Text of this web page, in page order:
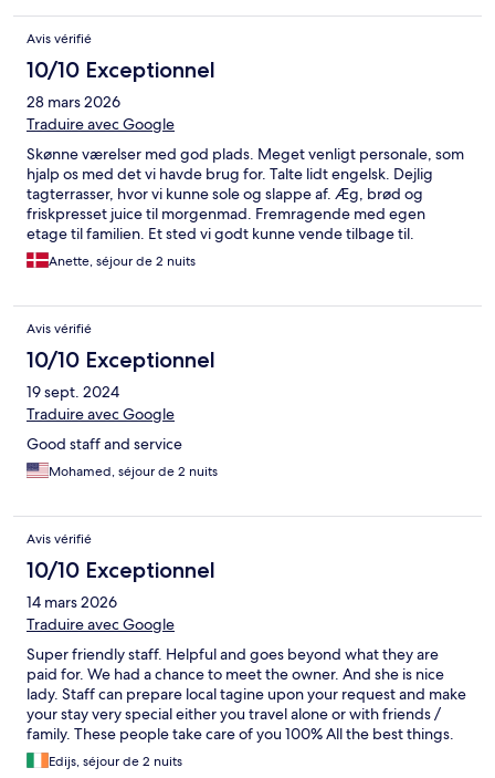
Avis vérifié
10/10 Exceptionnel
28 mars 2026
Traduire avec Google
Skønne værelser med god plads. Meget venligt personale, som
hjalp os med det vi havde brug for. Talte lidt engelsk. Dejlig
tagterrasser, hvor vi kunne sole og slappe af. Æg, brød og
friskpresset juice til morgenmad. Fremragende med egen
etage til familien. Et sted vi godt kunne vende tilbage til.
Anette, séjour de 2 nuits
Avis vérifié
10/10 Exceptionnel
19 sept. 2024
Traduire avec Google
Good staff and service
Mohamed, séjour de 2 nuits
Avis vérifié
10/10 Exceptionnel
14 mars 2026
Traduire avec Google
Super friendly staff. Helpful and goes beyond what they are
paid for. We had a chance to meet the owner. And she is nice
lady. Staff can prepare local tagine upon your request and make
your stay very special either you travel alone or with friends /
family. These people take care of you 100% All the best things.
Suggest to stay here whatever the company you are traveling
with.
Edijs, séjour de 2 nuits